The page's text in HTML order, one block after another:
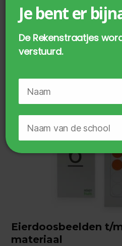
20,00 incl. BTW
TOEVOEGEN AAN
Eierdoosbeelden t/
materiaal
Je bent er
De Rekenstraatjes
verstuurd.
Door te downloaden